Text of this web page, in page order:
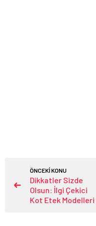
ÖNCEKİ KONU
Dikkatler Sizde
Olsun: İlgi Çekici
Kot Etek Modelleri